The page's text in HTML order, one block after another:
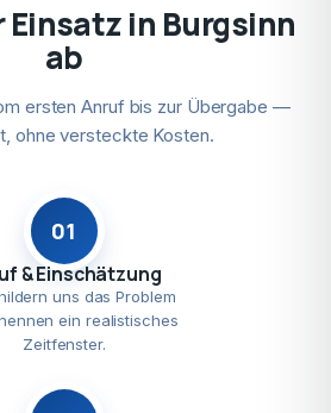
in Burgsinn
ab
ersten Anruf bis zur Übergabe —
ohne versteckte Kosten.
01
& Einschätzung
uns das Problem
ein realistisches
Zeitfenster.